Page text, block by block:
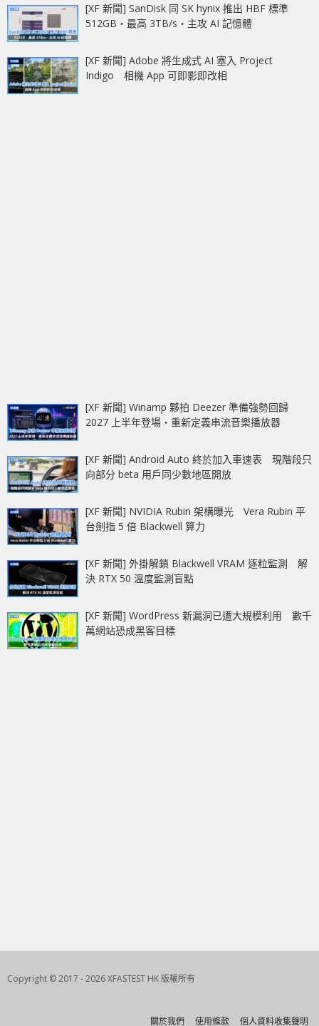
[XF 新聞] SanDisk 同 SK hynix 推出 HBF 標準
512GB‧最高 3TB/s‧主攻 AI 記憶體
[XF 新聞] Adobe 將生成式 AI 塞入 Project
Indigo 相機 App 可即影即改相
[XF 新聞] Winamp 夥拍 Deezer 準備強勢回歸
2027 上半年登場‧重新定義串流音樂播放器
[XF 新聞] Android Auto 終於加入車速表 現階段只
向部分 beta 用戶同少數地區開放
[XF 新聞] NVIDIA Rubin 架構曝光 Vera Rubin 平
台劍指 5 倍 Blackwell 算力
[XF 新聞] 外掛解鎖 Blackwell VRAM 逐粒監測 解
決 RTX 50 溫度監測盲點
[XF 新聞] WordPress 新漏洞已遭大規模利用 數千
萬網站恐成黑客目標
Copyright © 2017 - 2026 XFASTEST HK 版權所有
關於我們 使用條款 個人資料收集聲明